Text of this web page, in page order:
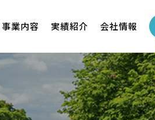
事業内容 実績紹介 会社情報